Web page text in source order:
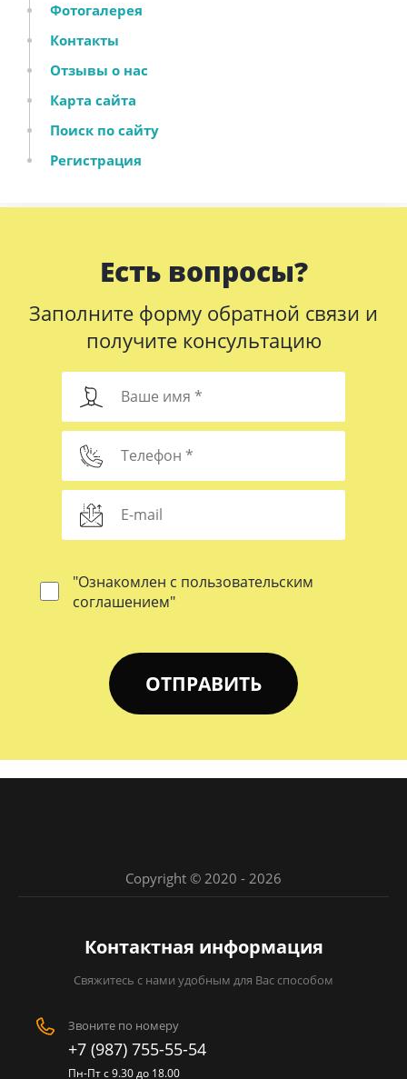
Фотогалерея
Контакты
Отзывы о нас
Карта сайта
Поиск по сайту
Регистрация
Есть вопросы?
Заполните форму обратной связи и
получите консультацию
"Ознакомлен с пользовательским
соглашением"
ОТПРАВИТЬ
Copyright © 2020 - 2026
Контактная информация
Свяжитесь с нами удобным для Вас способом
Звоните по номеру
+7 (987) 755-55-54
Пн-Пт с 9.30 до 18.00